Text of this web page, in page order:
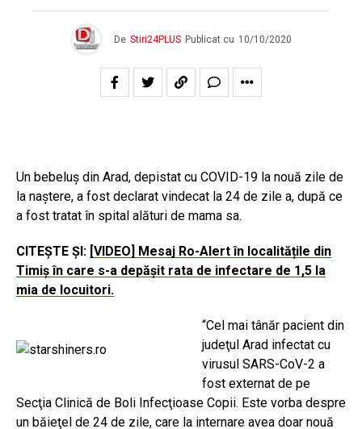
De Stiri24PLUS Publicat cu 10/10/2020
Un bebeluş din Arad, depistat cu COVID-19 la nouă zile de
la naştere, a fost declarat vindecat la 24 de zile a, după ce
a fost tratat în spital alături de mama sa.
CITEȘTE ȘI: [VIDEO] Mesaj Ro-Alert în localitățile din
Timiș în care s-a depășit rata de infectare de 1,5 la
mia de locuitori.
“Cel mai tânăr pacient din
judeţul Arad infectat cu
virusul SARS-CoV-2 a
fost externat de pe
Secţia Clinică de Boli Infecţioase Copii. Este vorba despre
un băieţel de 24 de zile, care la internare avea doar nouă